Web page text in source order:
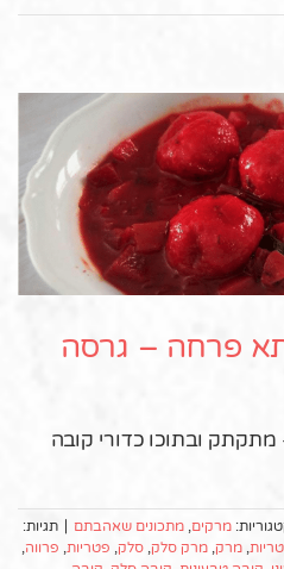
פרחה – גרסה
ובתוכו כדורי קובה
מרקים, מתכונים שאהבתם
תגיות:
, מרק, מרק סלק, סלק, פטריות, פרווה,